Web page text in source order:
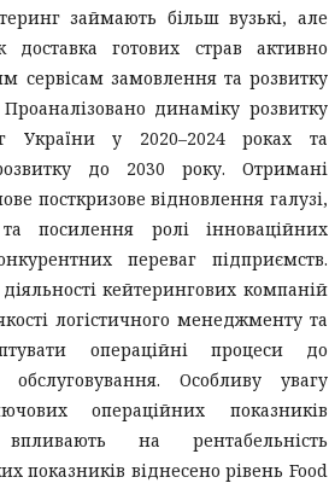
займають більш вузькі, але
доставка готових страв активно
сервісам замовлення та розвитку
динаміку розвитку
України у 2020–2024 роках та
до 2030 року. Отримані
посткризове відновлення галузі,
посилення ролі інноваційних
переваг підприємств.
кейтерингових компаній
логістичного менеджменту та
операційні процеси до
Особливу увагу
операційних показників
на рентабельність
показників віднесено рівень Food